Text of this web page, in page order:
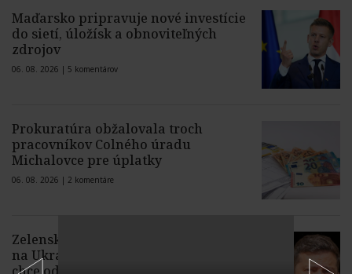
Maďarsko pripravuje nové investície
do sietí, úložísk a obnoviteľných
zdrojov
06. 08. 2026 | 5 komentárov
Prokuratúra obžalovala troch
pracovníkov Colného úradu
Michalovce pre úplatky
06. 08. 2026 | 2 komentáre
Zelenskyj prvýkrát od začiatku vojny
na Ukrajine navštívi Srbsko, Kyjev ho